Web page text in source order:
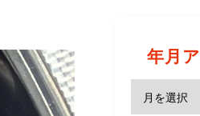
年月